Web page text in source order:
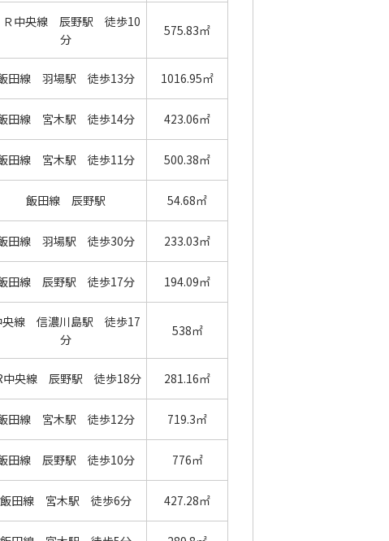
Ｒ中央線 辰野駅 徒歩10
分
575.83㎡
田線 羽場駅 徒歩13分 1016.95㎡
田線 宮木駅 徒歩14分 423.06㎡
田線 宮木駅 徒歩11分 500.38㎡
飯田線 辰野駅 54.68㎡
田線 羽場駅 徒歩30分 233.03㎡
田線 辰野駅 徒歩17分 194.09㎡
央線 信濃川島駅 徒歩17
分
538㎡
中央線 辰野駅 徒歩18分 281.16㎡
田線 宮木駅 徒歩12分 719.3㎡
田線 辰野駅 徒歩10分 776㎡
飯田線 宮木駅 徒歩6分 427.28㎡